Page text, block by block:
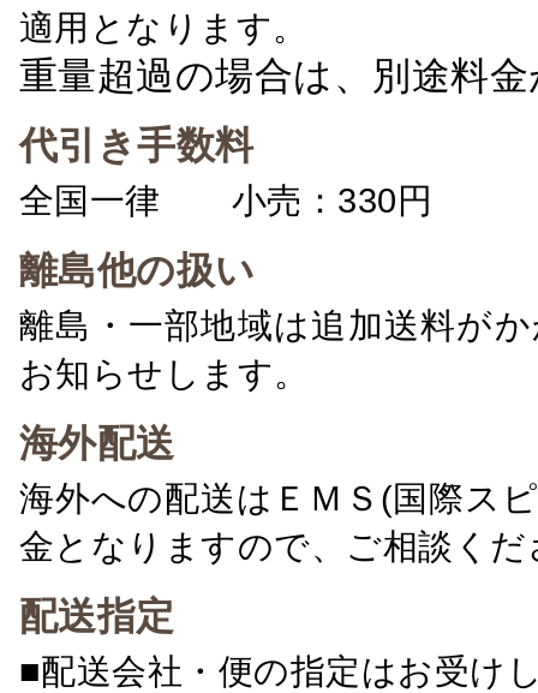
適用となります。
重量超過の場合は、別途料
代引き手数料
全国一律 小売：330円 卸
離島他の扱い
離島・一部地域は追加送料が
お知らせします。
海外配送
海外への配送はＥＭＳ(国際ス
金となりますので、ご相談くだ
配送指定
■配送会社・便の指定はお受け